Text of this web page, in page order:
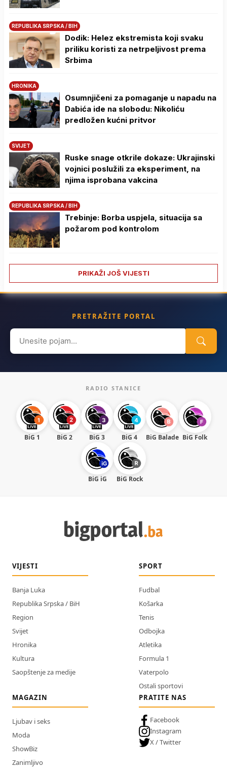
REPUBLIKA SRPSKA / BIH
Dodik: Helez ekstremista koji svaku
priliku koristi za netrpeljivost prema
Srbima
HRONIKA
Osumnjičeni za pomaganje u napadu na
Dabića ide na slobodu: Nikoliću
predložen kućni pritvor
SVIJET
Ruske snage otkrile dokaze: Ukrajinski
vojnici poslužili za eksperiment, na
njima isprobana vakcina
REPUBLIKA SRPSKA / BIH
Trebinje: Borba uspjela, situacija sa
požarom pod kontrolom
PRIKAŽI JOŠ VIJESTI
PRETRAŽITE PORTAL
Search
for:
RADIO STANICE
BiG 1 BiG 2 BiG 3 BiG 4 BiG Balade BiG Folk
BiG iG BiG Rock
VIJESTI
Banja Luka
Republika Srpska / BiH
Region
Svijet
Hronika
Kultura
Saopštenje za medije
SPORT
Fudbal
Košarka
Tenis
Odbojka
Atletika
Formula 1
Vaterpolo
Ostali sportovi
MAGAZIN
Ljubav i seks
Moda
ShowBiz
Zanimljivo
PRATITE NAS
Facebook
Instagram
X / Twitter